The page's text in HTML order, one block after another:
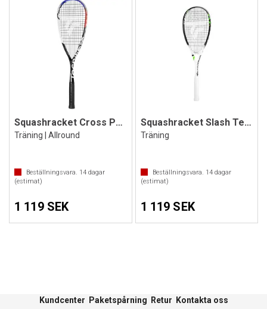
Squashracket Cross Power
Träning | Allround
Beställningsvara. 14 dagar
(estimat)
1 119 SEK
Squashracket Slash Team
Träning
Beställningsvara. 14dagar
(estimat)
1 119 SEK
Kundcenter Paketspårning Retur Kontakta oss